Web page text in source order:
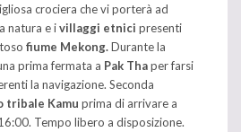
crociera che vi porterà ad
natura e ivillaggi etnici presenti
fiume Mekong.Durante la
prima fermata a Pak Thaper farsi
la navigazione. Seconda
tribale Kamu prima di arrivare a
Tempo libero a disposizione.